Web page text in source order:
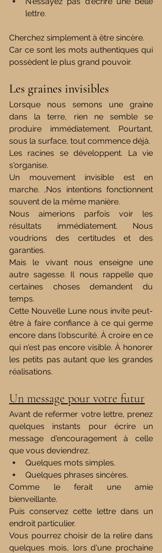
lettre.
Cherchez simplement à être sincère.
Car ce sont les mots authentiques qui
possèdent le plus grand pouvoir.
Les graines invisibles
Lorsque nous semons une graine
dans la terre, rien ne semble se
produire immédiatement. Pourtant,
sous la surface, tout commence déjà.
Les racines se développent. La vie
s'organise.
Un mouvement invisible est en
marche. ,Nos intentions fonctionnent
souvent de la même manière.
Nous aimerions parfois voir les
résultats immédiatement. Nous
voudrions des certitudes et des
garanties.
Mais le vivant nous enseigne une
autre sagesse. Il nous rappelle que
certaines choses demandent du
temps.
Cette Nouvelle Lune nous invite peut-
être à faire confiance à ce qui germe
encore dans l'obscurité. À croire en ce
qui n'est pas encore visible. À honorer
les petits pas autant que les grandes
réalisations.
Un message pour votre futur
Avant de refermer votre lettre, prenez
quelques instants pour écrire un
message d'encouragement à celle
que vous deviendrez.
Quelques mots simples.
Quelques phrases sincères.
Comme le ferait une amie
bienveillante.
Puis conservez cette lettre dans un
endroit particulier.
Vous pourrez choisir de la relire dans
quelques mois, lors d'une prochaine